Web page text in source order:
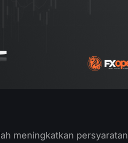
meningkatkan persyaratan